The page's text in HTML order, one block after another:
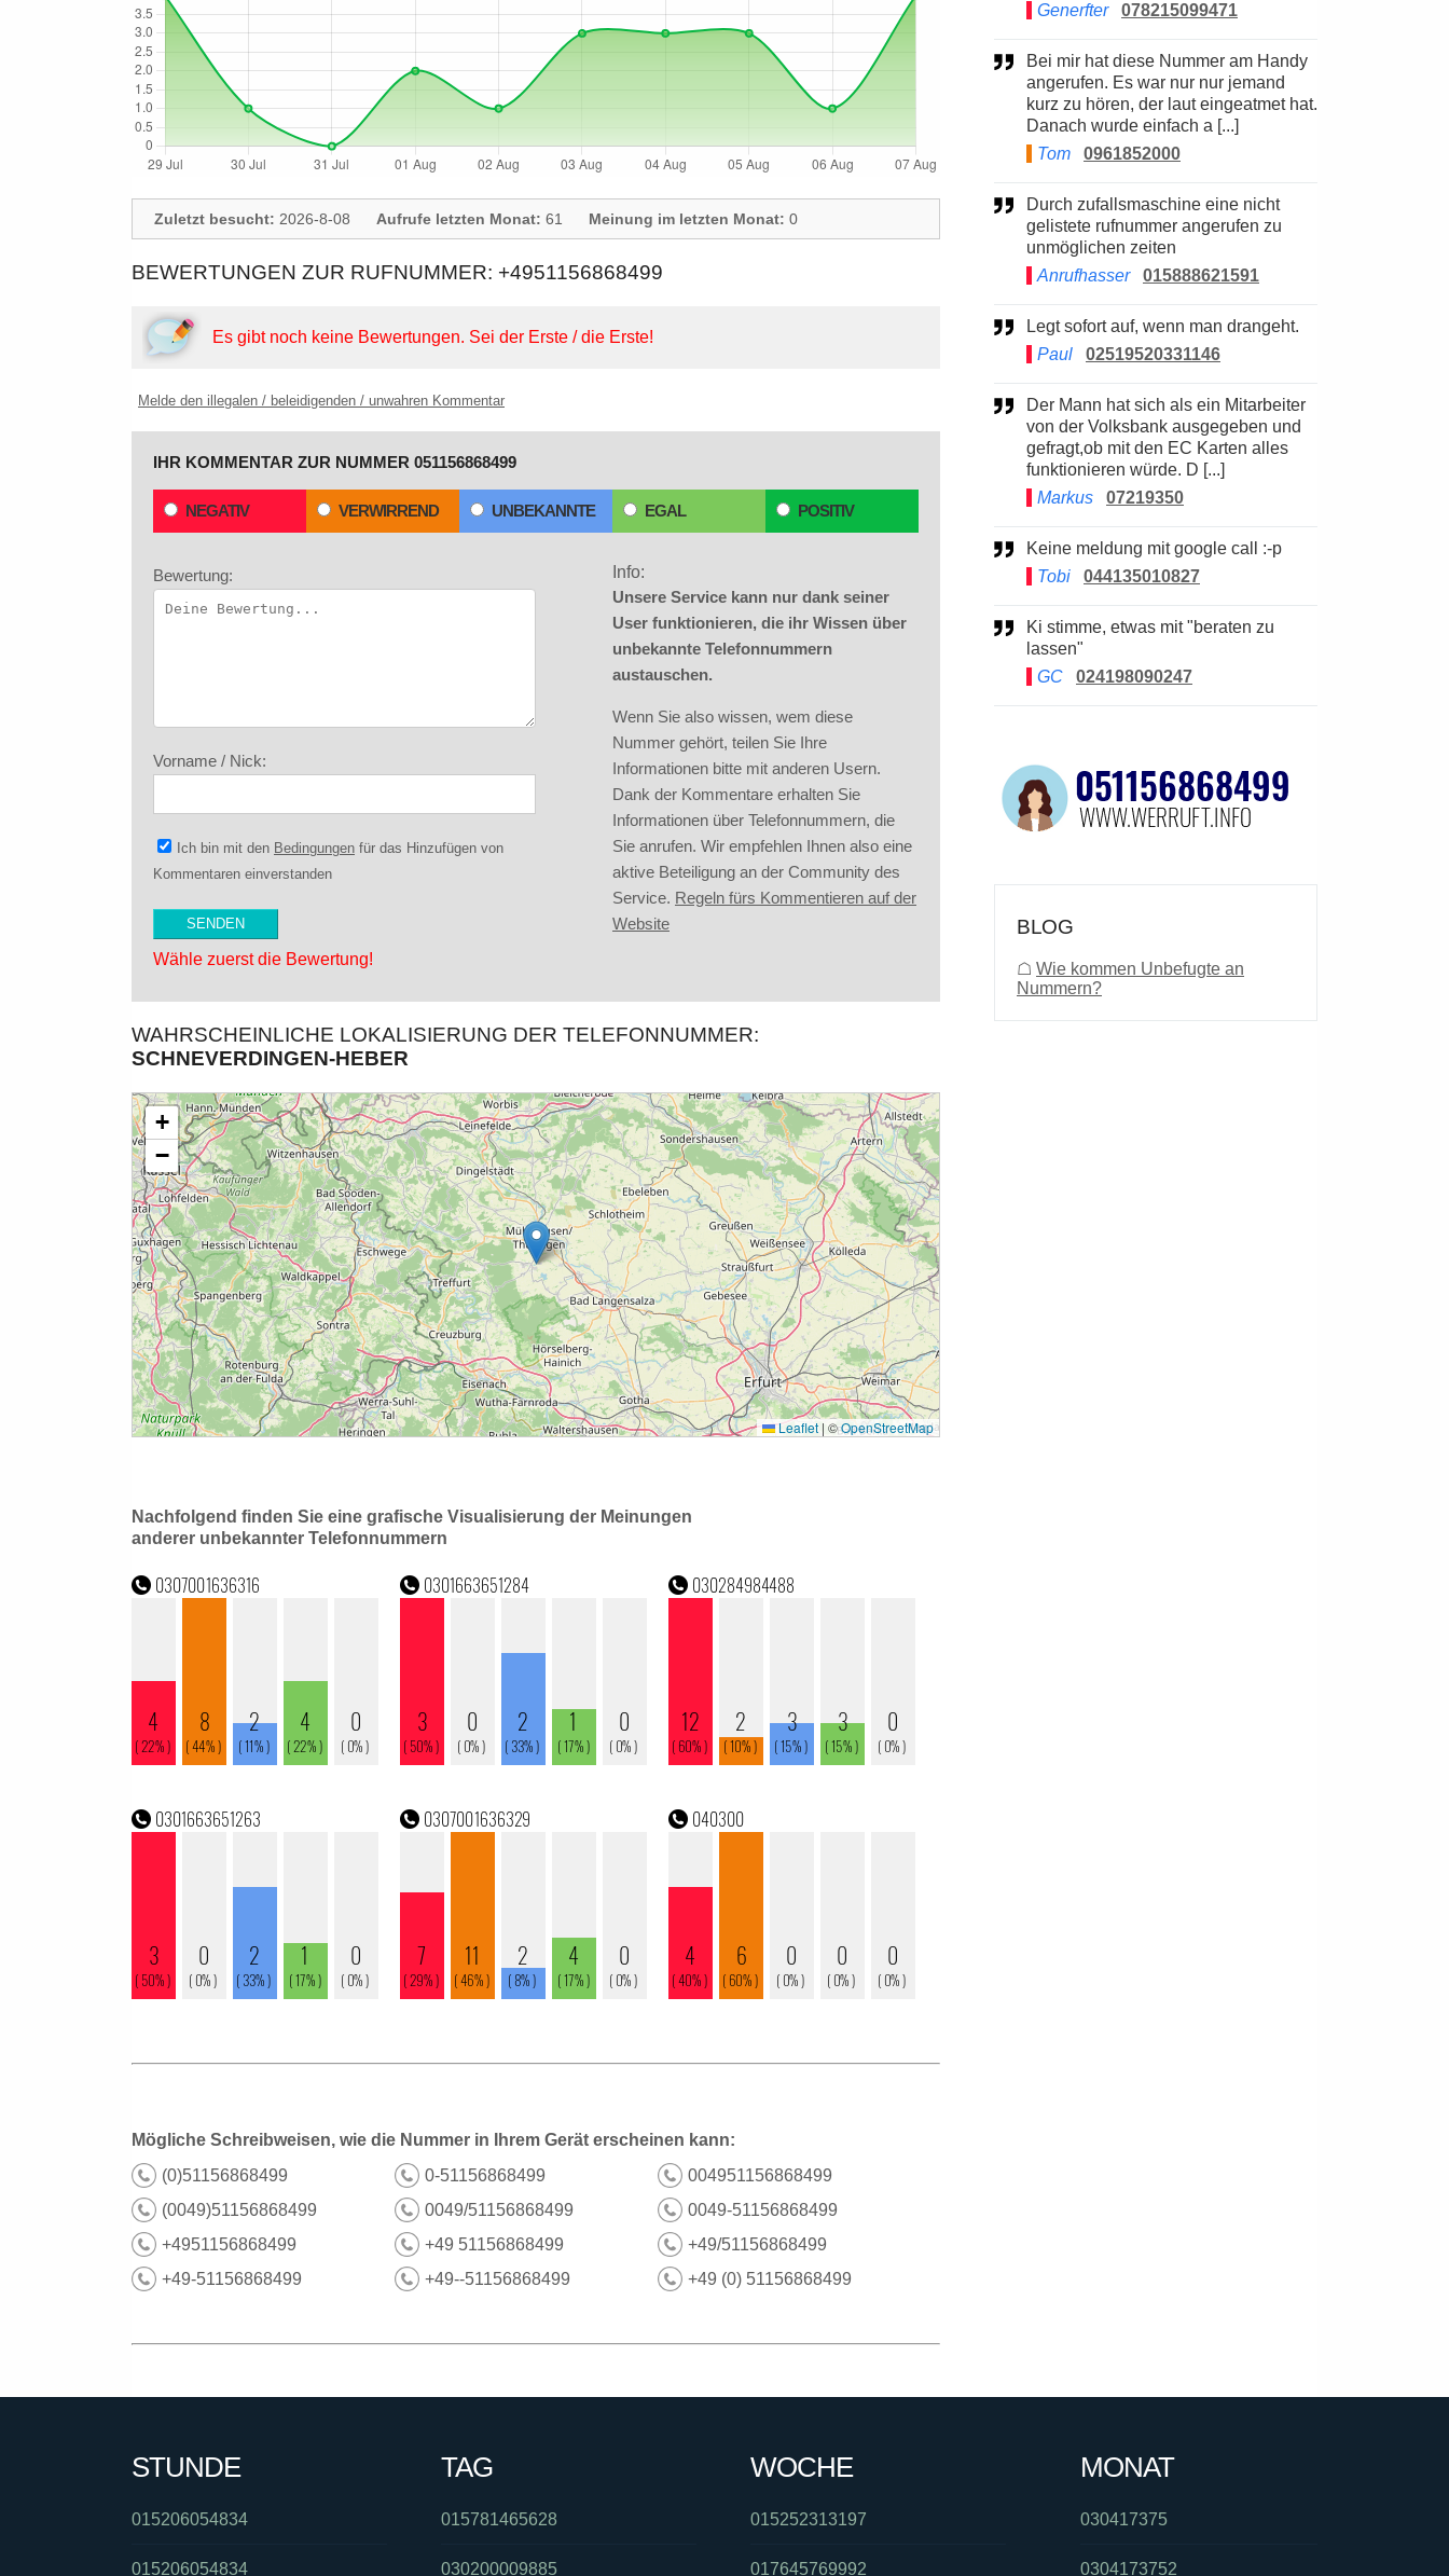
Zuletzt besucht: 2026-8-08 Aufrufe letzten Monat: 61 Meinung im letzten Monat: 0
BEWERTUNGEN ZUR RUFNUMMER: +4951156868499
Es gibt noch keine Bewertungen. Sei der Erste / die Erste!
Melde den illegalen / beleidigenden / unwahren Kommentar
IHR KOMMENTAR ZUR NUMMER 051156868499
NEGATIV VERWIRREND UNBEKANNTE EGAL POSITIV
Bewertung:
Vorname / Nick:
Ich bin mit den Bedingungen für das Hinzufügen von
Kommentaren einverstanden
Wähle zuerst die Bewertung!
Info:
Unsere Service kann nur dank seiner
User funktionieren, die ihr Wissen über
unbekannte Telefonnummern
austauschen.
Wenn Sie also wissen, wem diese
Nummer gehört, teilen Sie Ihre
Informationen bitte mit anderen Usern.
Dank der Kommentare erhalten Sie
Informationen über Telefonnummern, die
Sie anrufen. Wir empfehlen Ihnen also eine
aktive Beteiligung an der Community des
Service. Regeln fürs Kommentieren auf der
Website
WAHRSCHEINLICHE LOKALISIERUNG DER TELEFONNUMMER:
SCHNEVERDINGEN-HEBER
Nachfolgend finden Sie eine grafische Visualisierung der Meinungen
anderer unbekannter Telefonnummern
Mögliche Schreibweisen, wie die Nummer in Ihrem Gerät erscheinen kann:
(0)51156868499
0-51156868499
004951156868499
(0049)51156868499
0049/51156868499
0049-51156868499
+4951156868499
+49 51156868499
+49/51156868499
+49-51156868499
+49--51156868499 +49 (0) 51156868499
Generfter
078215099471
Bei mir hat diese Nummer am Handy
angerufen. Es war nur nur jemand
kurz zu hören, der laut eingeatmet hat.
Danach wurde einfach a [...]
Tom
0961852000
Durch zufallsmaschine eine nicht
gelistete rufnummer angerufen zu
unmöglichen zeiten
Anrufhasser
015888621591
Legt sofort auf, wenn man drangeht.
Paul
02519520331146
Der Mann hat sich als ein Mitarbeiter
von der Volksbank ausgegeben und
gefragt,ob mit den EC Karten alles
funktionieren würde. D [...]
Markus
07219350
Keine meldung mit google call :-p
Tobi
044135010827
Ki stimme, etwas mit "beraten zu
lassen"
GC
024198090247
BLOG
☖ Wie kommen Unbefugte an
Nummern?
STUNDE
015206054834
015206054834
TAG
015781465628
030200009885
WOCHE
015252313197
017645769992
MONAT
030417375
0304173752